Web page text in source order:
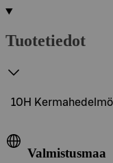
Tuotetiedot
10H
Valmistusmaa